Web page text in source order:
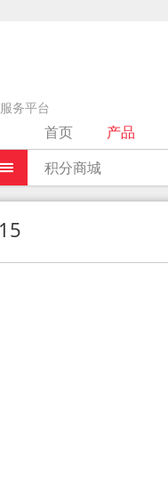
务平台
首页 产品
积分商城
08SA-C015